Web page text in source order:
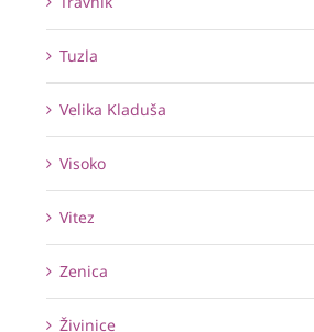
Tuzla
Velika Kladuša
Visoko
Vitez
Zenica
Živinice